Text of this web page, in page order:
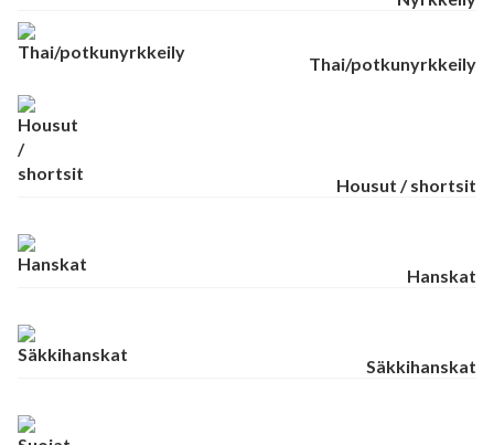
Thai/potkunyrkkeily
Housut / shortsit
Hanskat
Säkkihanskat